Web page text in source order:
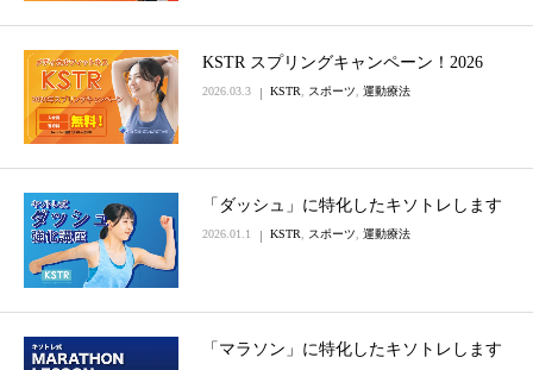
KSTR スプリングキャンペーン！2026
2026.03.3 KSTR スポーツ 運動療法
「ダッシュ」に特化したキソトレします
2026.01.1 KSTR, スポーツ, 運動療法
「マラソン」に特化したキソトレします